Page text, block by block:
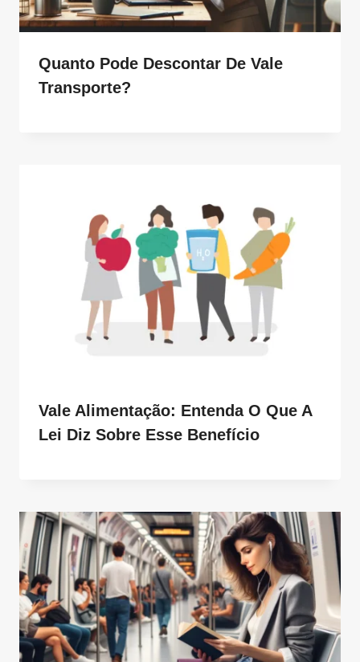
Quanto Pode Descontar De Vale
Transporte?
Vale Alimentação: Entenda O Que A
Lei Diz Sobre Esse Benefício